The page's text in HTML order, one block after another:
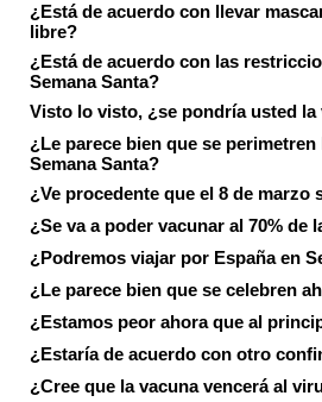
¿Está de acuerdo con llevar
libre?
¿Está de acuerdo con las
Semana Santa?
Visto lo visto, ¿se pondría usted la
¿Le parece bien que se
Semana Santa?
¿Ve procedente que el 8 de marzo
¿Se va a poder vacunar al 70% de
¿Podremos viajar por España en
¿Le parece bien que se celebren
¿Estamos peor ahora que al
¿Estaría de acuerdo con otro
¿Cree que la vacuna vencerá al